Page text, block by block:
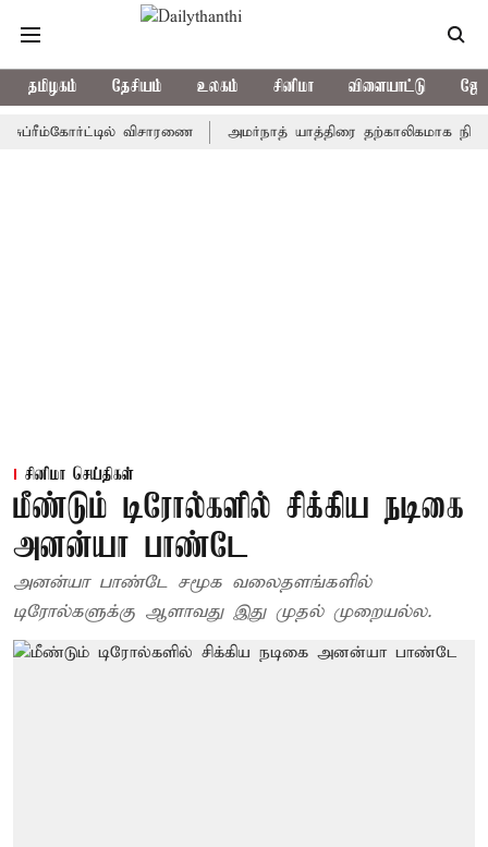
தமிழகம் தேசியம் உலகம் சினிமா விளையாட்டு
விசாரணை அமர்நாத் யாத்திரை தற்காலிகமாக நிறுத்தம்
சினிமா செய்திகள்
மீண்டும் டிரோல்களில் சிக்கிய நடிகை
அனன்யா பாண்டே
அனன்யா பாண்டே சமூக வலைதளங்களில்
டிரோல்களுக்கு ஆளாவது இது முதல் முறையல்ல.